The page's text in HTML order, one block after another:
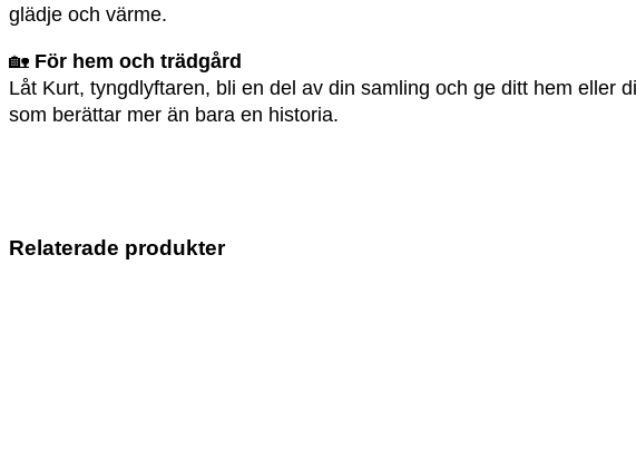
glädje och värme.
🏡 För hem och trädgård
Låt Kurt, tyngdlyftaren, bli en del av din samling och ge ditt hem eller
som berättar mer än bara en historia.
Relaterade produkter